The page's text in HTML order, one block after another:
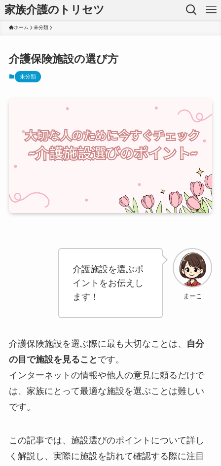
家族介護のトリセツ
ホーム 未分類
介護保険施設の選び方
未分類
まーこ
介護施設を選ぶポ
イントをお伝えし
ます！
介護保険施設を選ぶ際に最も大切なことは、
自分
の目で施設を見ること です。
インターネットの情報や他人の意見に頼るだけで
は、家族にとって最適な施設を選ぶことは難しい
です。
この記事では、施設選びのポイントについて詳し
く解説し、実際に施設を訪れて確認する際に注目